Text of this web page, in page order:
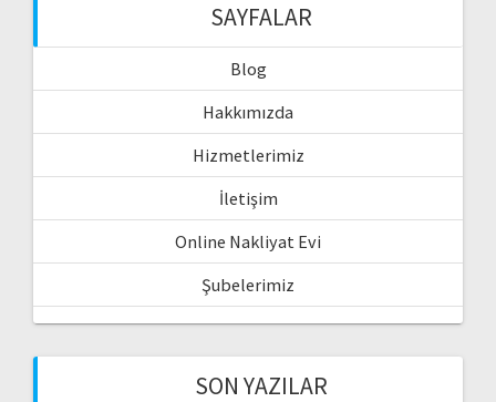
SAYFALAR
Blog
Hakkımızda
Hizmetlerimiz
İletişim
Online Nakliyat Evi
Şubelerimiz
SON YAZILAR